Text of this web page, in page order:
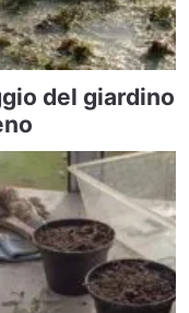
del giardino